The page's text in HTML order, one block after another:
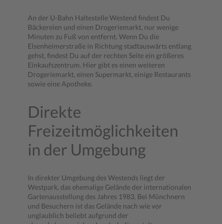
An der U-Bahn Haltestelle Westend findest Du
Bäckereien und einen Drogeriemarkt, nur wenige
Minuten zu Fuß von entfernt. Wenn Du die
Elsenheimerstraße in Richtung stadtauswärts entlang
gehst, findest Du auf der rechten Seite ein größeres
Einkaufszentrum. Hier gibt es einen weiteren
Drogeriemarkt, einen Supermarkt, einige Restaurants
sowie eine Apotheke.
Direkte
Freizeitmöglichkeiten
in der Umgebung
In direkter Umgebung des Westends liegt der
Westpark, das ehemalige Gelände der internationalen
Gartenausstellung des Jahres 1983. Bei Münchnern
und Besuchern ist das Gelände nach wie vor
unglaublich beliebt aufgrund der